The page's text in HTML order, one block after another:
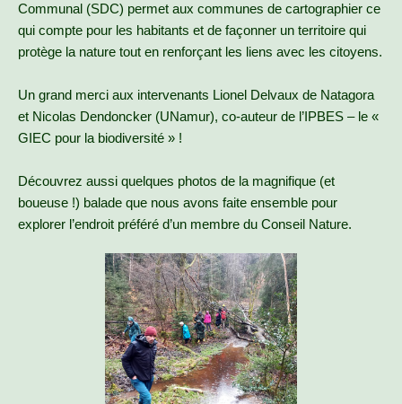
Communal (SDC) permet aux communes de cartographier ce
qui compte pour les habitants et de façonner un territoire qui
protège la nature tout en renforçant les liens avec les citoyens.
Un grand merci aux intervenants Lionel Delvaux de Natagora
et Nicolas Dendoncker (UNamur), co-auteur de l’IPBES – le «
GIEC pour la biodiversité » !
Découvrez aussi quelques photos de la magnifique (et
boueuse !) balade que nous avons faite ensemble pour
explorer l’endroit préféré d’un membre du Conseil Nature.